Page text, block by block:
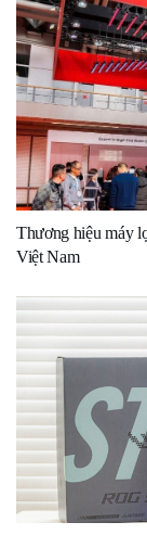
Thương hiệu máy
Việt Nam